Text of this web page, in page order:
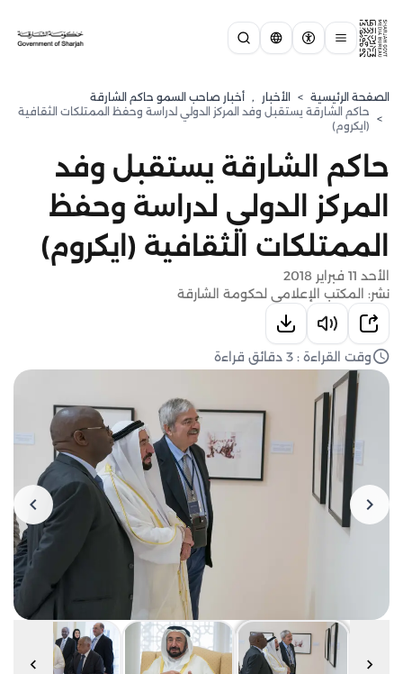
الصفحة الرئيسية > الأخبار , أخبار صاحب السمو حاكم الشارقة
>
حاكم الشارقة يستقبل وفد المركز الدولي لدراسة وحفظ الممتلكات الثقافية
(ايكروم)
حاكم الشارقة يستقبل وفد
المركز الدولي لدراسة وحفظ
الممتلكات الثقافية (ايكروم)
الأحد 11 فبراير 2018
نشر: المكتب الإعلامي لحكومة الشارقة
وقت القراءة : 3 دقائق قراءة